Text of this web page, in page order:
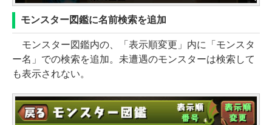
モンスター図鑑に名前検索を追加
モンスター図鑑内の、「表示順変更」内に「モンスタ
ー名」での検索を追加。未遭遇のモンスターは検索して
も表示されない。